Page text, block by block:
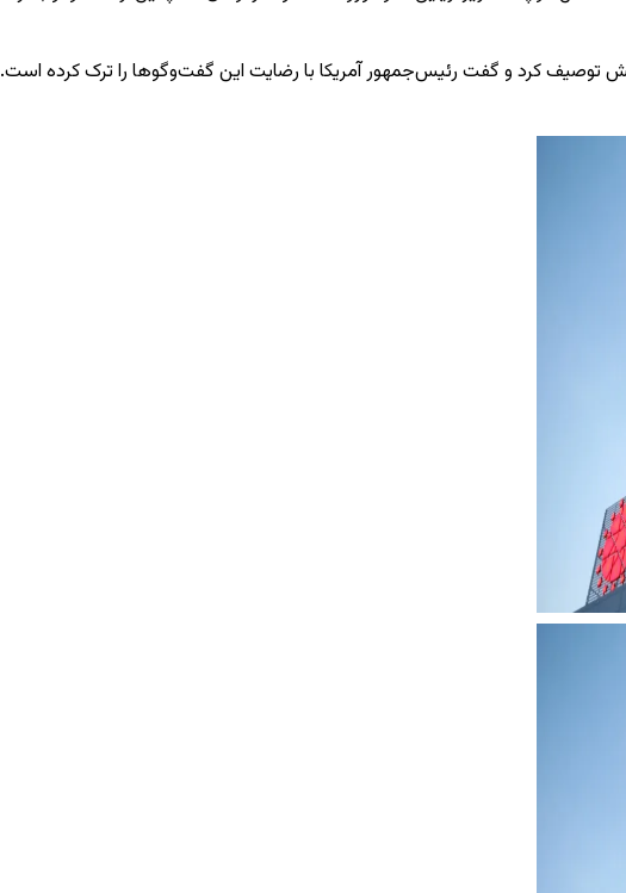
توصیف کرد و گفت رئیس‌جمهور آمریکا با رضایت این گفت‌وگوها را ترک کرده است.